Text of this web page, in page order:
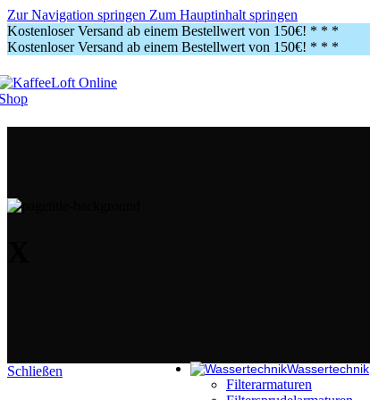
Zur Navigation springen Zum Hauptinhalt springen
Kostenloser Versand ab einem Bestellwert von 150€! * * *
Kostenloser Versand ab einem Bestellwert von 150€! * * *
Gewerbe
Vollautomaten
Brühmaschinen
Wassertechnik
Filterarmaturen
Schließen